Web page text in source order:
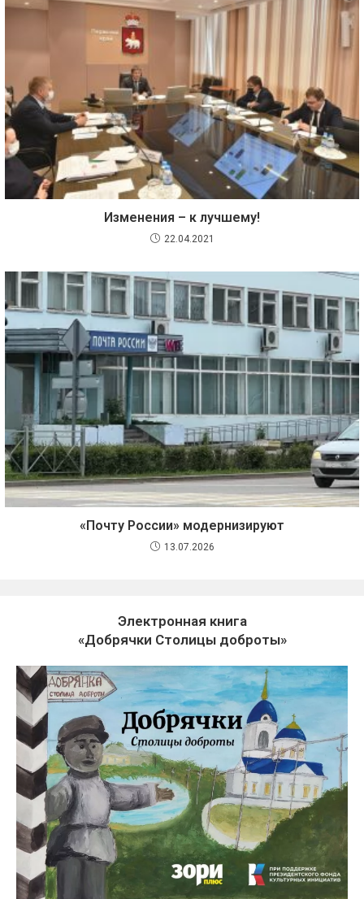
Изменения – к лучшему!
22.04.2021
«Почту России» модернизируют
13.07.2026
Электронная книга
«Добрячки Столицы доброты»